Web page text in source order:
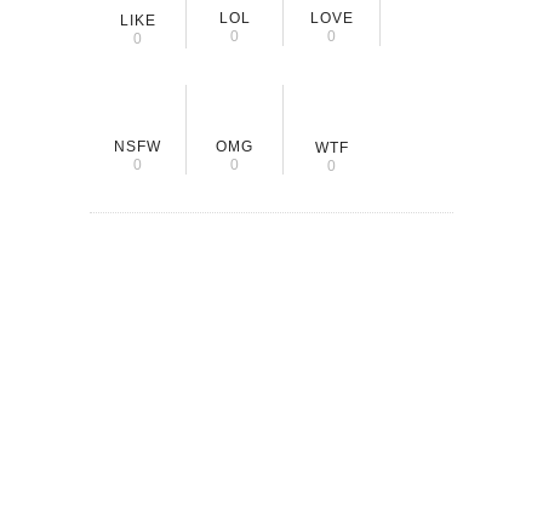
LIKE
0
LOL
0
LOVE
0
NSFW
0
OMG
0
WTF
0